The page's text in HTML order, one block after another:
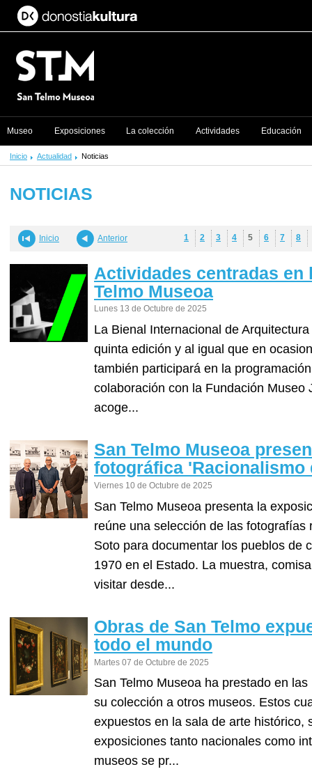
Inicio Actualidad Noticias
NOTICIAS
Inicio Anterior 1 2 3 4 5 6 7 8
Actividades centradas en
Telmo Museoa
Lunes 13 de Octubre de 2025
La Bienal Internacional de
quinta edición y al igual que en
también participará en la
colaboración con la Fundación
acoge...
San Telmo Museoa
fotográfica 'Racionalismo
Viernes 10 de Octubre de 2025
San Telmo Museoa presenta la
reúne una selección de las
Soto para documentar los pueblos de
1970 en el Estado. La muestra,
visitar desde...
Obras de San Telmo
todo el mundo
Martes 07 de Octubre de 2025
San Telmo Museoa ha prestado en
su colección a otros museos. Estos
expuestos en la sala de arte histórico,
exposiciones tanto nacionales como
museos se pr...
Museo Exposiciones La colección Actividades Educación